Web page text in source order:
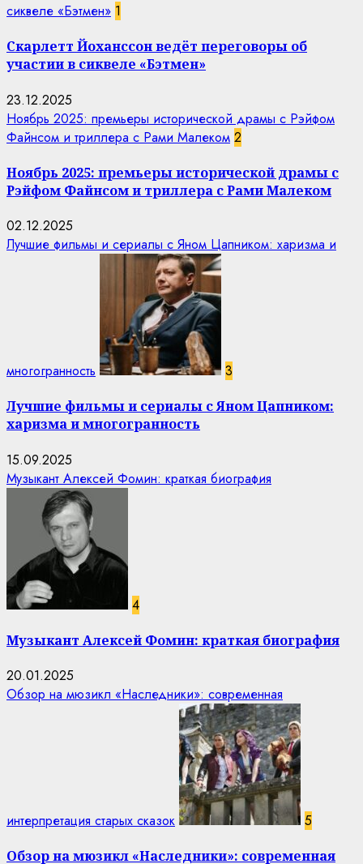
сиквеле «Бэтмен» 1
Скарлетт Йоханссон ведёт переговоры об
участии в сиквеле «Бэтмен»
23.12.2025
Ноябрь 2025: премьеры исторической драмы с Рэйфом
Файнсом и триллера с Рами Малеком 2
Ноябрь 2025: премьеры исторической драмы с
Рэйфом Файнсом и триллера с Рами Малеком
02.12.2025
Лучшие фильмы и сериалы с Яном Цапником: харизма и
многогранность 3
Лучшие фильмы и сериалы с Яном Цапником:
харизма и многогранность
15.09.2025
Музыкант Алексей Фомин: краткая биография
4
Музыкант Алексей Фомин: краткая биография
20.01.2025
Обзор на мюзикл «Наследники»: современная
интерпретация старых сказок 5
Обзор на мюзикл «Наследники»: современная